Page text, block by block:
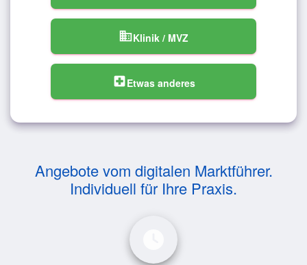
domainKlinik / MVZ
local_hospitalEtwas anderes
Angebote vom digitalen Marktführer.
Individuell für Ihre Praxis.